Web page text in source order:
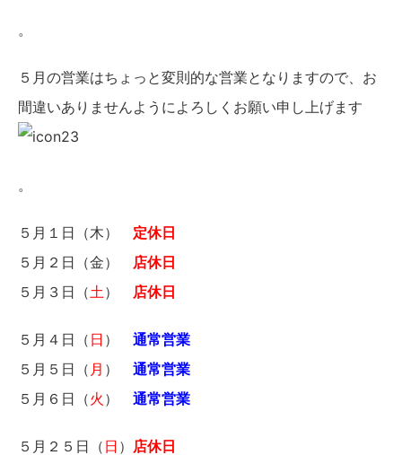
。
５月の営業はちょっと変則的な営業となりますので、お
間違いありませんようによろしくお願い申し上げます
。
５月１日（木） 定休日
５月２日（金） 店休日
５月３日（土 ） 店休日
５月４日（ 日 ） 通常営業
５月５日（ 月 ） 通常営業
５月６日（火 ） 通常営業
５月２５日（ 日 ） 店休日